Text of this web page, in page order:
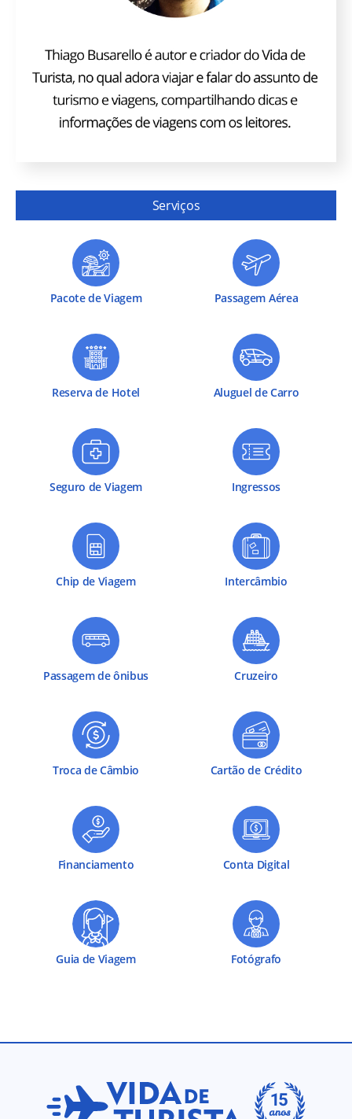
Serviços
Pacote de Viagem Passagem Aérea
Reserva de Hotel Aluguel de Carro
Seguro de Viagem Ingressos
Chip de Viagem Intercâmbio
Passagem de ônibus Cruzeiro
Troca de Câmbio Cartão de Crédito
Financiamento Conta Digital
Guia de Viagem Fotógrafo